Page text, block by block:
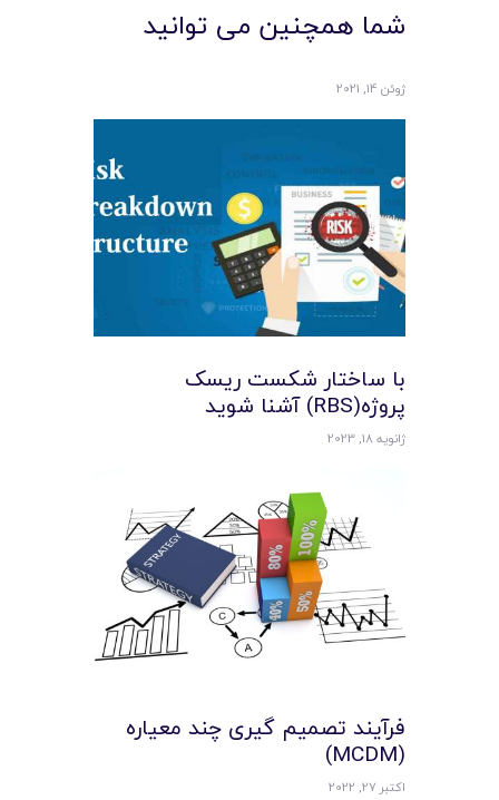
شما همچنین می توانید
ژوئن 14, 2021
با ساختار شکست ریسک
پروژه(RBS) آشنا شوید
ژانویه 18, 2023
فرآیند تصمیم گیری چند معیاره
(MCDM)
اکتبر 27, 2022